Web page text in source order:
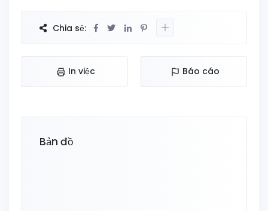
Chia sẻ:
In việc Báo cáo
Bản đồ